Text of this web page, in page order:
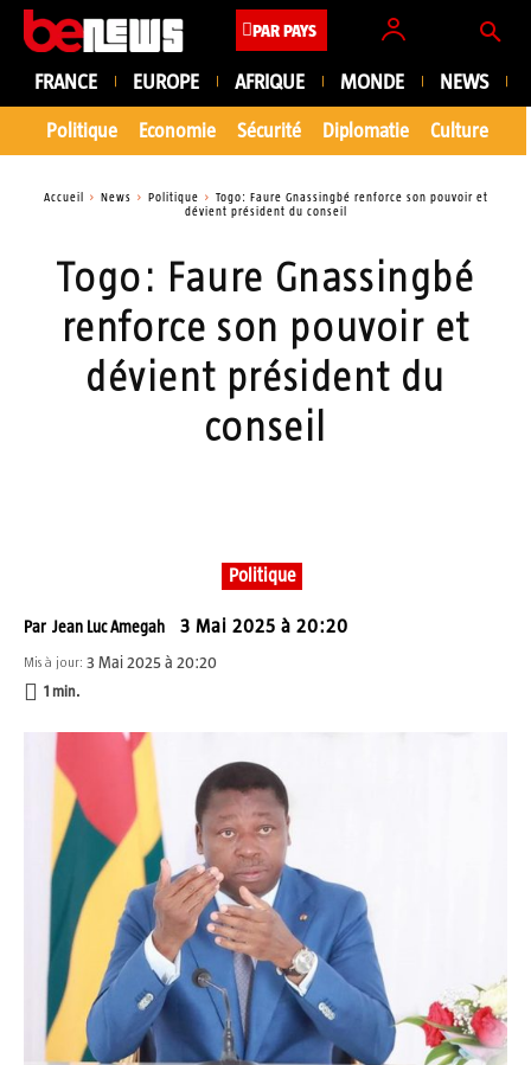
PAR PAYS
FRANCE EUROPE AFRIQUE MONDE NEWS
Politique Economie Sécurité Diplomatie Culture
Accueil News Politique
Togo: Faure Gnassingbé renforce son pouvoir et
dévient président du conseil
Togo: Faure Gnassingbé
renforce son pouvoir et
dévient président du
conseil
Politique
Par Jean Luc Amegah 3 Mai 2025 à 20:20
Mis à jour: 3 Mai 2025 à 20:20
1 min.